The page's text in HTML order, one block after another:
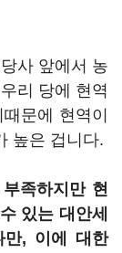
사 앞에서 농
리 당에 현역
문에 현역이
높은 겁니다.
족하지만 현
있는 대안세
만, 이에 대한